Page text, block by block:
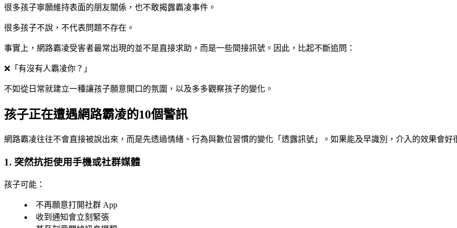
很多孩子寧願維持表面的朋友關係，也不敢揭露霸凌事件。
很多孩子不說，不代表問題不存在。
事實上，網路霸凌受害者最常出現的並不是直接求助，而是一些間接訊號。因此，比起不斷追問：
❌「有沒有人霸凌你？」
不如從日常就建立一種讓孩子願意開口的氛圍，以及多多觀察孩子的變化。
孩子正在遭遇網路霸凌的10個警訊
網路霸凌往往不會直接被說出來，而是先透過情緒、行為與數位習慣的變化「透露訊號」。如果能及早識別，介入的效果會好
1. 突然抗拒使用手機或社群媒體
孩子可能：
不再願意打開社群 App
收到通知會立刻緊張